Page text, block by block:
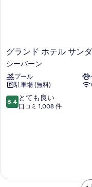
す
る
グ
ラ
ン
ド
ホ
テ
ル
シ
グランド ホテル サン
シーバーン
プール
駐車場 (無料)
10
段
い、
8.4 とても良い
口コミ 1,008 件